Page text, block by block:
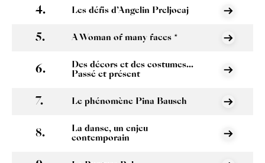
Les défis d’Angelin Preljocaj
A Woman of many faces *
Des décors et des costumes...
Passé et présent
Le phénomène Pina Bausch
La danse, un enjeu
contemporain